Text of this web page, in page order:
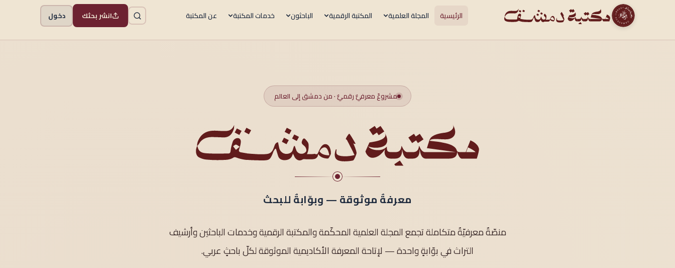
الرئيسية المجلة العلمية المكتبة الرقمية الباحثون خدمات المكتبة عن المكتبة انشر بحثك دخول
مشروعٌ معرفيٌّ رقميٌّ · من دمشق إلى العالم
معرفةٌ موثوقة — وبوّابةٌ للبحث
منصّةٌ معرفيّةٌ متكاملة تجمع المجلة العلمية المحكّمة والمكتبة الرقمية وخدمات الباحثين وأرشيف
التراث في بوّابةٍ واحدة — لإتاحة المعرفة الأكاديمية الموثوقة لكلّ باحثٍ عربي.